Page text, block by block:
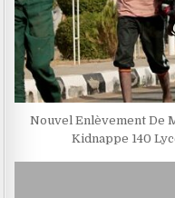
Nouvel Enlèvement De
Kidnappe 140